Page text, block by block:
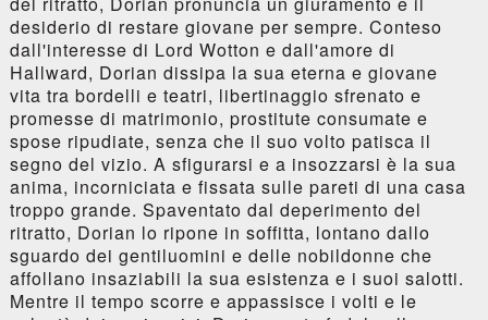
desiderio di restare giovane per sempre. Conteso
dall'interesse di Lord Wotton e dall'amore di
Hallward, Dorian dissipa la sua eterna e giovane
vita tra bordelli e teatri, libertinaggio sfrenato e
promesse di matrimonio, prostitute consumate e
spose ripudiate, senza che il suo volto patisca il
segno del vizio. A sfigurarsi e a insozzarsi è la sua
anima, incorniciata e fissata sulle pareti di una casa
troppo grande. Spaventato dal deperimento del
ritratto, Dorian lo ripone in soffitta, lontano dallo
sguardo dei gentiluomini e delle nobildonne che
affollano insaziabili la sua esistenza e i suoi salotti.
Mentre il tempo scorre e appassisce i volti e le